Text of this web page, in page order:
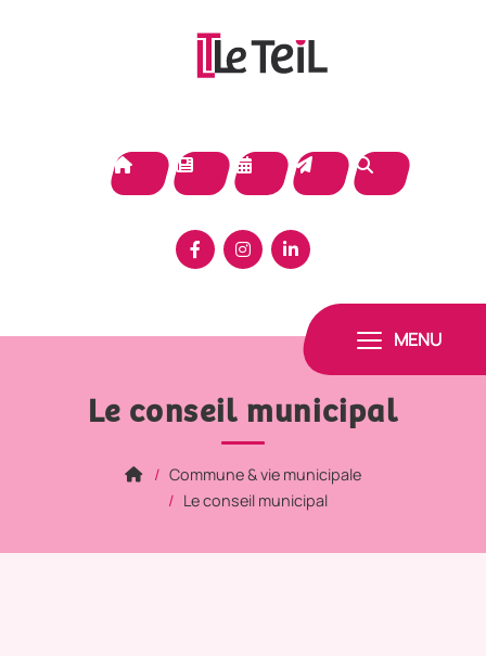
MENU
Le conseil municipal
Commune & vie municipale
Le conseil municipal